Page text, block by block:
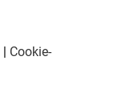
| Cookie-